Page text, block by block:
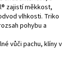
zajistí měkkost,
vlhkosti. Triko
pohybu a
vůči pachu, klíny v